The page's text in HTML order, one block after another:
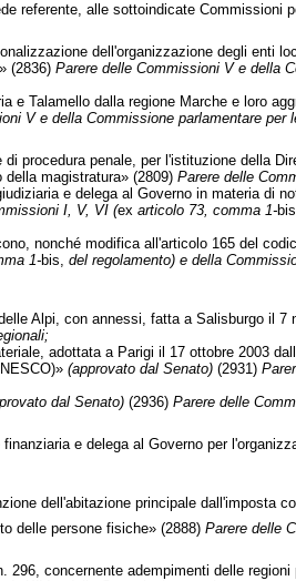
referente, alle sottoindicate Commissioni
dell'organizzazione degli enti
(2836) Parere delle Commissioni V e della
Talamello dalla regione Marche e loro
V e della Commissione parlamentare per
procedura penale, per l'istituzione della
magistratura» (2809) Parere delle
e delega al Governo in materia di
I, V, VI (ex articolo 73, comma 1-
nonché modifica all'articolo 165 del
1-bis, del regolamento) e della
Alpi, con annessi, fatta a Salisburgo il 7
adottata a Parigi il 17 ottobre 2003
(approvato dal Senato)(2931)
dal Senato)(2936) Parere delle
e delega al Governo per
dell'abitazione principale dall'imposta
delle persone fisiche» (2888) Parere delle
concernente adempimenti delle